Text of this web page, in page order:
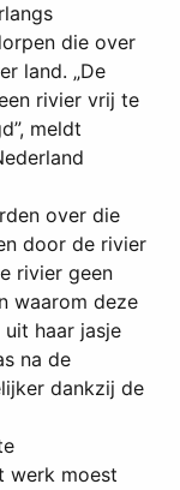
die over
land. „De
rivier vrij te
meldt
over die
door de rivier
rivier geen
waarom deze
haar jasje
na de
dankzij de
werk moest